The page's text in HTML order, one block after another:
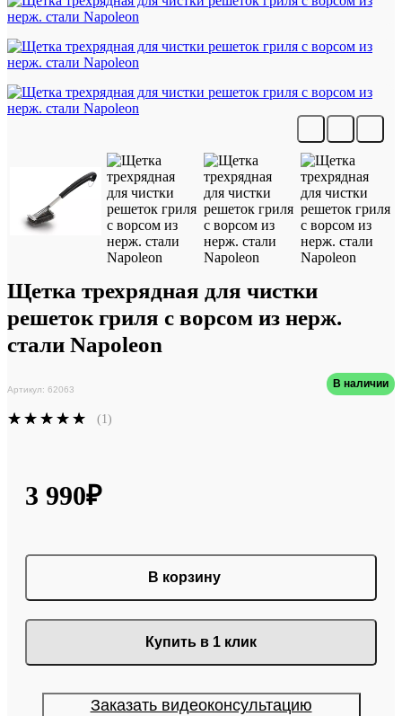
Щетка трехрядная для чистки
решеток гриля с ворсом из нерж.
стали Napoleon
Артикул: 62063 В наличии
(1)
3 990₽
В корзину
Купить в 1 клик
Заказать видеоконсультацию